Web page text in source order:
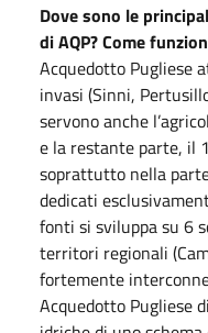
Dove sono le
di AQP? Come
Acquedotto Pugliese
invasi (Sinni,
servono anche
e la restante parte, il
soprattutto nella
dedicati
fonti si sviluppa su 6
territori regionali
fortemente
Acquedotto Pugliese